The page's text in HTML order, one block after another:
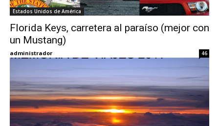
Estados Unidos de América
Florida Keys, carretera al paraíso (mejor con
un Mustang)
administrador 46